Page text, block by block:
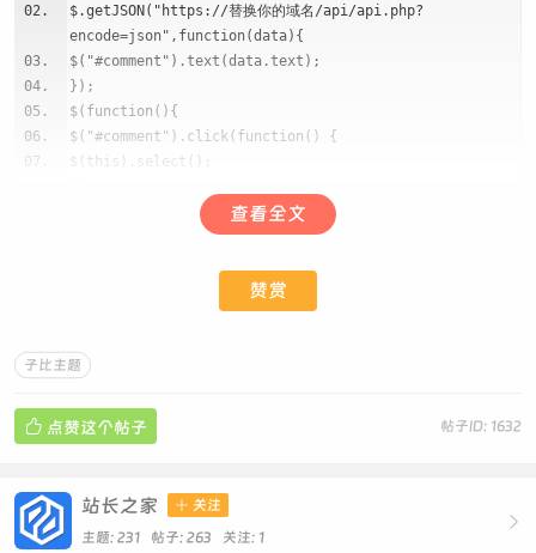
$.getJSON("https://替换你的域名/api/api.php?
encode=json",function(data){
$("#comment").text(data.text);
});
$(function(){
$("#comment").click(function() {
$(this).select();
API附件我放到下面，我先给大家说一下，附件放哪里，可
直接调整放哪里，不过附件我这边代码是根目录，你也可以
api.zip
查看全文
赞赏
子比主题
帖子ID: 1632
 点赞这个帖子

站长之家  关注
主题: 231 帖子: 263 关注: 1